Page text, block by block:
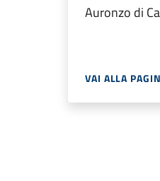
Auronzo di
VAI ALLA